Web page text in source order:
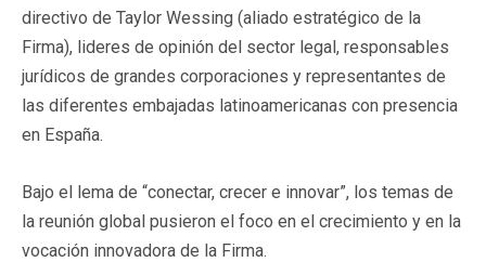
directivo de Taylor Wessing (aliado estratégico de la
Firma), lideres de opinión del sector legal, responsables
jurídicos de grandes corporaciones y representantes de
las diferentes embajadas latinoamericanas con presencia
en España.
Bajo el lema de “conectar, crecer e innovar”, los temas de
la reunión global pusieron el foco en el crecimiento y en la
vocación innovadora de la Firma.